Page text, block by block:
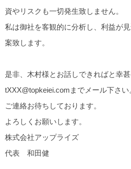
資やリスクも一切発生致しません。
私は御社を客観的に分析し、利益が
案致します。
是非、木村様とお話しできればと幸甚
tXXX@topkeiei.comまでメール下さい
ご連絡お待ちしております。
よろしくお願いします。
株式会社アップライズ
代表 和田健